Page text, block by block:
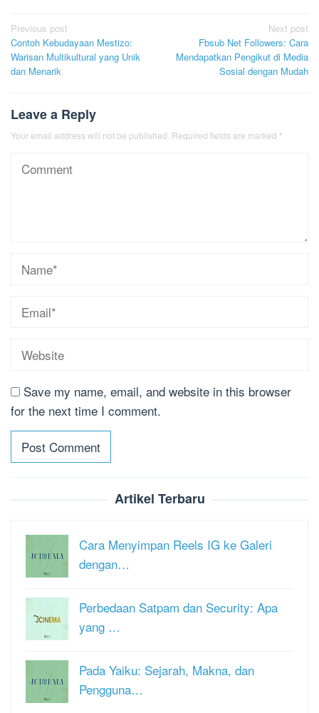
Post
navigation
Previous post
Contoh Kebudayaan Mestizo:
Warisan Multikultural yang Unik
dan Menarik
Next post
Fbsub Net Followers: Cara
Mendapatkan Pengikut di Media
Sosial dengan Mudah
Leave a Reply
Your email address will not be published. Required fields are marked *
Save my name, email, and website in this browser
for the next time I comment.
Artikel Terbaru
Cara Menyimpan Reels IG ke Galeri
dengan…
Perbedaan Satpam dan Security: Apa
yang …
Pada Yaiku: Sejarah, Makna, dan
Pengguna…